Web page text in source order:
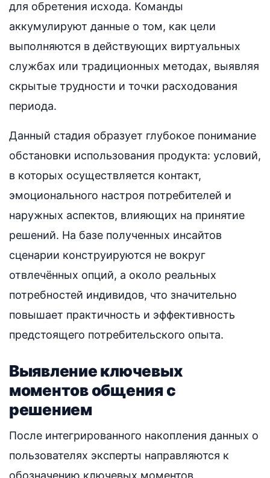
для обретения исхода. Команды
аккумулируют данные о том, как цели
выполняются в действующих виртуальных
службах или традиционных методах, выявляя
скрытые трудности и точки расходования
периода.
Данный стадия образует глубокое понимание
обстановки использования продукта: условий,
в которых осуществляется контакт,
эмоционального настроя потребителей и
наружных аспектов, влияющих на принятие
решений. На базе полученных инсайтов
сценарии конструируются не вокруг
отвлечённых опций, а около реальных
потребностей индивидов, что значительно
повышает практичность и эффективность
предстоящего потребительского опыта.
Выявление ключевых
моментов общения с
решением
После интегрированного накопления данных о
пользователях эксперты направляются к
обозначению ключевых моментов